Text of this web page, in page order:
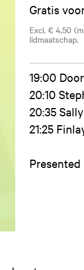
Gratis
Excl. € 4,50
lidmaatschap.
19:00
20:10
20:35
21:25